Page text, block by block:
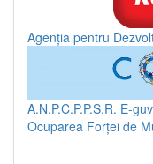
Agenția pentru
A.N.P.C.P.P.S.R. E-
Ocuparea Forței de